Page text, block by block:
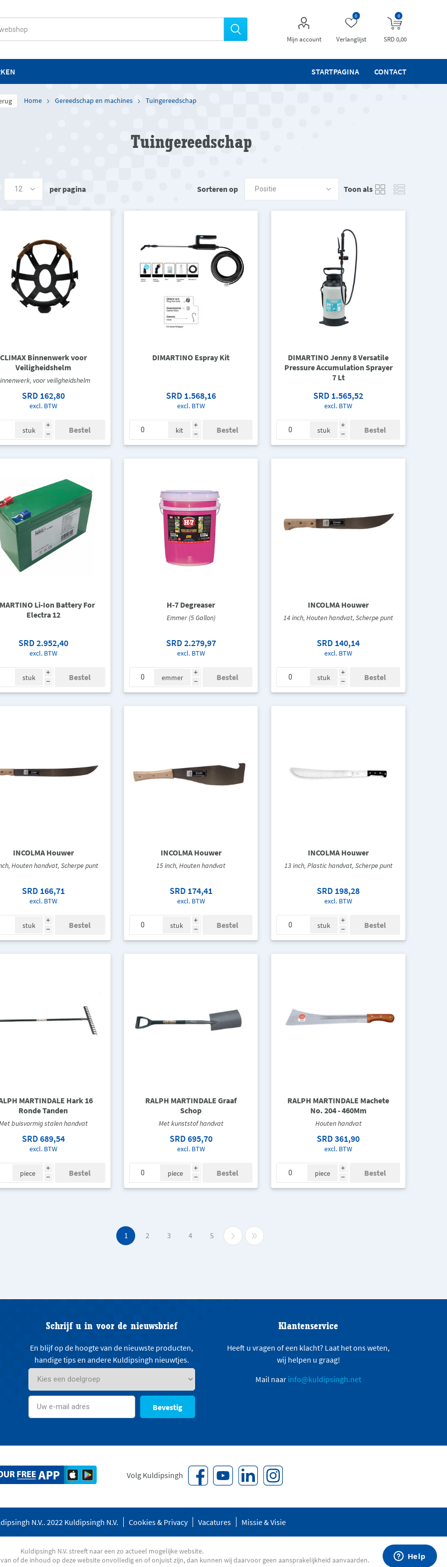
Mijn account Verlanglijst
0 0
SRD 0,00
STARTPAGINA CONTACT
Home Gereedschap en machines Tuingereedschap
Tuingereedschap
Toon als
Sorteren op
per pagina
CLIMAX Binnenwerk voor
Veiligheidshelm
voor veiligheidshelm
SRD 162,80
excl. BTW
i
h
stuk
DIMARTINO Espray Kit
SRD 1.568,16
excl. BTW
i
h
kit
DIMARTINO Jenny 8 Versatile
Pressure Accumulation Sprayer
7 Lt
SRD 1.565,52
excl. BTW
i
h
stuk
Li-Ion Battery For
Electra 12
SRD 2.952,40
excl. BTW
i
h
stuk
H-7 Degreaser
Emmer (5 Gallon)
SRD 2.279,97
excl. BTW
i
h
emmer
INCOLMA Houwer
14 inch, Houten handvat, Scherpe punt
SRD 140,14
excl. BTW
i
h
stuk
INCOLMA Houwer
Houten handvat, Scherpe punt
SRD 166,71
excl. BTW
i
h
stuk
INCOLMA Houwer
15 inch, Houten handvat
SRD 174,41
excl. BTW
i
h
stuk
INCOLMA Houwer
13 inch, Plastic handvat, Scherpe punt
SRD 198,28
excl. BTW
i
h
stuk
MARTINDALE Hark 16
Ronde Tanden
buisvormig stalen handvat
SRD 689,54
excl. BTW
i
h
piece
RALPH MARTINDALE Graaf
Schop
Met kunststof handvat
SRD 695,70
excl. BTW
i
h
piece
RALPH MARTINDALE Machete
No. 204 - 460Mm
Houten handvat
SRD 361,90
excl. BTW
i
h
piece
1 2 3 4 5
Schrijf u in voor de nieuwsbrief
En blijf op de hoogte van de nieuwste producten,
handige tips en andere Kuldipsingh nieuwtjes.
Bevestig
Klantenservice
Heeft u vragen of een klacht? Laat het ons weten,
wij helpen u graag!
Mail naar info@kuldipsingh.net
Volg Kuldipsingh
N.V.. 2022 Kuldipsingh N.V. Cookies & Privacy Vacatures Missie & Visie
Kuldipsingh N.V. streeft naar een zo actueel mogelijke website.
of de inhoud op deze website onvolledig en of onjuist zijn, dan kunnen wij daarvoor geen aansprakelijkheid aanvaarden.